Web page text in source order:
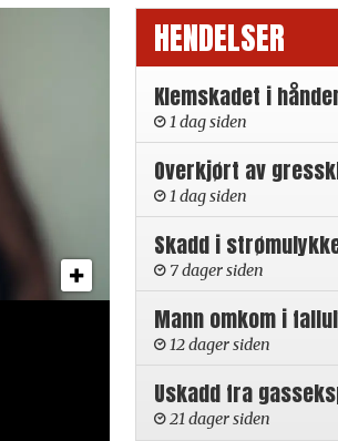
HENDELSER
Klemskadet i
1 dag siden
Overkjørt av
1 dag siden
Skadd i
7 dager siden
Mann omkom i
12 dager siden
Uskadd fra
21 dager siden